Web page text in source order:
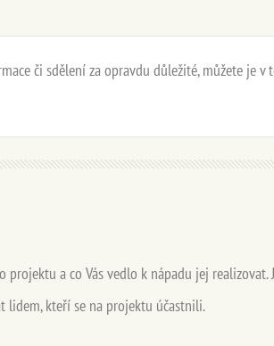
či sdělení za opravdu důležité, můžete je v
a co Vás vedlo k nápadu jej realizovat.
kteří se na projektu účastnili.